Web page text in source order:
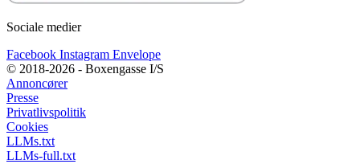
Sociale medier
Facebook Instagram Envelope
© 2018-2026 - Boxengasse I/S
Annoncører
Presse
Privatlivspolitik
Cookies
LLMs.txt
LLMs-full.txt